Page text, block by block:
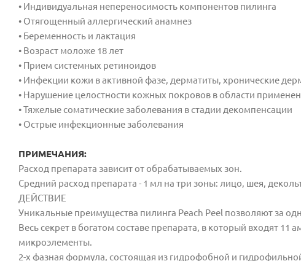
• Индивидуальная непереносимость компонентов пилинга
• Отягощенный аллергический анамнез
• Беременность и лактация
• Возраст моложе 18 лет
• Прием системных ретиноидов
• Инфекции кожи в активной фазе, дерматиты, хронические
• Нарушение целостности кожных покровов в области
• Тяжелые соматические заболевания в стадии декомпенсации
• Острые инфекционные заболевания
ПРИМЕЧАНИЯ:
Расход препарата зависит от обрабатываемых зон.
Средний расход препарата - 1 мл на три зоны: лицо, шея,
ДЕЙСТВИЕ
Уникальные преимущества пилинга Peach Peel позволяют за
Весь секрет в богатом составе препарата, в который входят
микроэлементы.
2-х фазная формула, состоящая из гидрофобной и